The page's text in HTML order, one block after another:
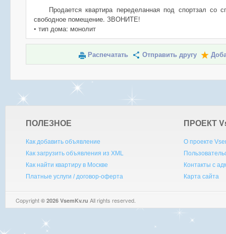
Продается квартира переделанная под спортзал со
свободное помещение. ЗВОНИТЕ!
• тип дома: монолит
Распечатать Отправить другу
ПОЛЕЗНОЕ
Как добавить объявление
Как загрузить объявления из XML
Как найти квартиру в Москве
Платные услуги / договор-оферта
ПРОЕКТ V
О проекте
Контакты с
Карта сайта
Copyright © 2026 VsemKv.ru All rights reserved.